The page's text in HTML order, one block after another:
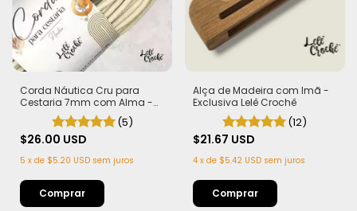
Corda Náutica Cru para
Cestaria 7mm com Alma -
Firme, Leve e Estruturada | 50
metros
(5)
$26.00 USD
5 x de $5.20 USD sem juros
Alça de Madeira com Imã -
Exclusiva Lelê Crochê
(12)
$21.67 USD
4 x de $5.42 USD sem juros
Comprar